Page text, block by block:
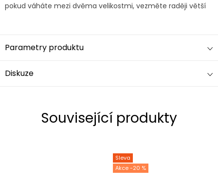
pokud váháte mezi dvěma velikostmi, vezměte raději větší
Parametry produktu
Diskuze
Související produkty
Sleva
-20 %